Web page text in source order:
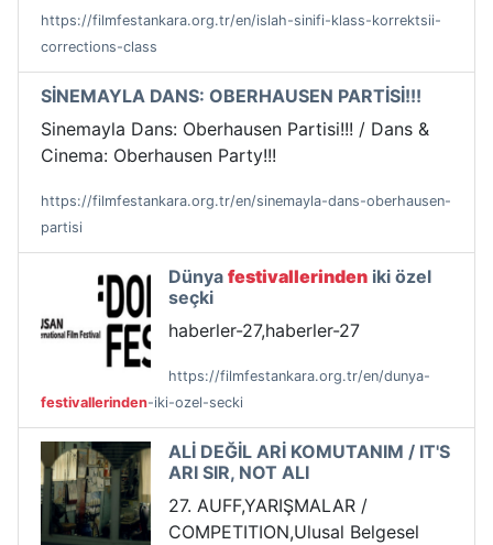
https://filmfestankara.org.tr/en/islah-sinifi-klass-korrektsii-
corrections-class
SİNEMAYLA DANS: OBERHAUSEN PARTİSİ!!!
Sinemayla Dans: Oberhausen Partisi!!! / Dans &
Cinema: Oberhausen Party!!!
https://filmfestankara.org.tr/en/sinemayla-dans-oberhausen-
partisi
Dünya festivallerinden iki özel
seçki
haberler-27,haberler-27
https://filmfestankara.org.tr/en/dunya-
festivallerinden-iki-ozel-secki
ALİ DEĞİL ARİ KOMUTANIM / IT'S
ARI SIR, NOT ALI
27. AUFF,YARIŞMALAR /
COMPETITION,Ulusal Belgesel